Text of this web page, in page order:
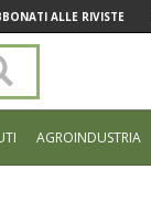
ALLE RIVISTE
sito
AGROINDUSTRIA